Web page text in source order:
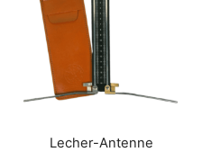
Lecher-Antenne